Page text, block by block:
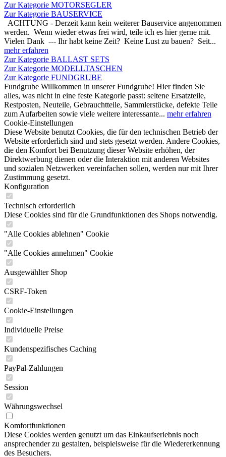
Zur Kategorie MOTORSEGLER
Zur Kategorie BAUSERVICE
ACHTUNG - Derzeit kann kein weiterer Bauservice angenommen
werden. Wenn wieder etwas frei wird, teile ich es hier gerne mit.
Vielen Dank --- Ihr habt keine Zeit? Keine Lust zu bauen? Seit...
mehr erfahren
Zur Kategorie BALLAST SETS
Zur Kategorie MODELLTASCHEN
Zur Kategorie FUNDGRUBE
Fundgrube Willkommen in unserer Fundgrube! Hier finden Sie
alles, was nicht in eine feste Kategorie passt: seltene Ersatzteile,
Restposten, Neuteile, Gebrauchtteile, Sammlerstücke, defekte Teile
zum Aufarbeiten sowie viele weitere interessante... mehr erfahren
Cookie-Einstellungen
Diese Website benutzt Cookies, die für den technischen Betrieb der
Website erforderlich sind und stets gesetzt werden. Andere Cookies,
die den Komfort bei Benutzung dieser Website erhöhen, der
Direktwerbung dienen oder die Interaktion mit anderen Websites
und sozialen Netzwerken vereinfachen sollen, werden nur mit Ihrer
Zustimmung gesetzt.
Konfiguration
Technisch erforderlich
Diese Cookies sind für die Grundfunktionen des Shops notwendig.
"Alle Cookies ablehnen" Cookie
"Alle Cookies annehmen" Cookie
Ausgewählter Shop
CSRF-Token
Cookie-Einstellungen
Individuelle Preise
Kundenspezifisches Caching
PayPal-Zahlungen
Session
Währungswechsel
Komfortfunktionen
Diese Cookies werden genutzt um das Einkaufserlebnis noch
ansprechender zu gestalten, beispielsweise für die Wiedererkennung
des Besuchers.